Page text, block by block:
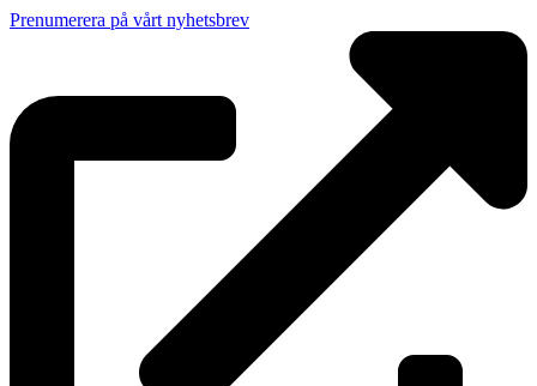
Prenumerera på vårt nyhetsbrev